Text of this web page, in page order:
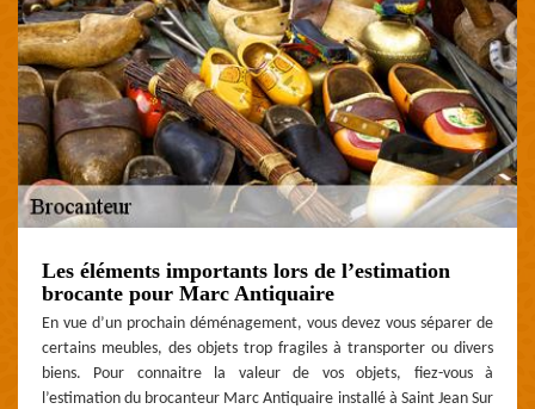
Les éléments importants lors de l’estimation
brocante pour Marc Antiquaire
En vue d’un prochain déménagement, vous devez vous séparer de
certains meubles, des objets trop fragiles à transporter ou divers
biens. Pour connaitre la valeur de vos objets, fiez-vous à
l’estimation du brocanteur Marc Antiquaire installé à Saint Jean Sur